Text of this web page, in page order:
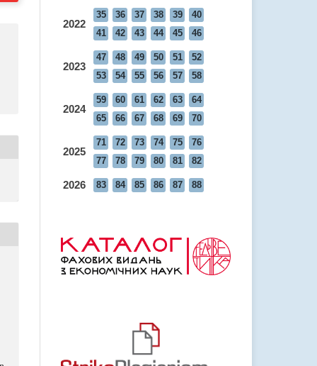
2022
35 36 37 38 39
40
41
42 43 44 45 46
2023
47 48 49 50 51
52
53
54 55 56 57 58
2024
59 60 61 62 63
64
65
66 67 68 69 70
2025
71 72 73 74 75
76
77
78 79 80 81 82
2026 83 84 85 86 87 88